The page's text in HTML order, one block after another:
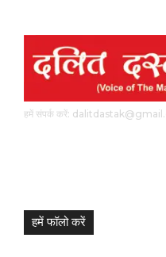
हमें संपर्क करें:
हमें फॉलो करें